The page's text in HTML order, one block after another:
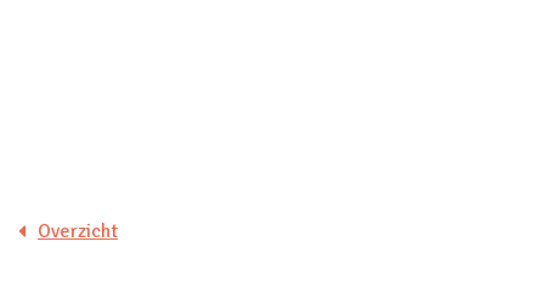
Overzicht